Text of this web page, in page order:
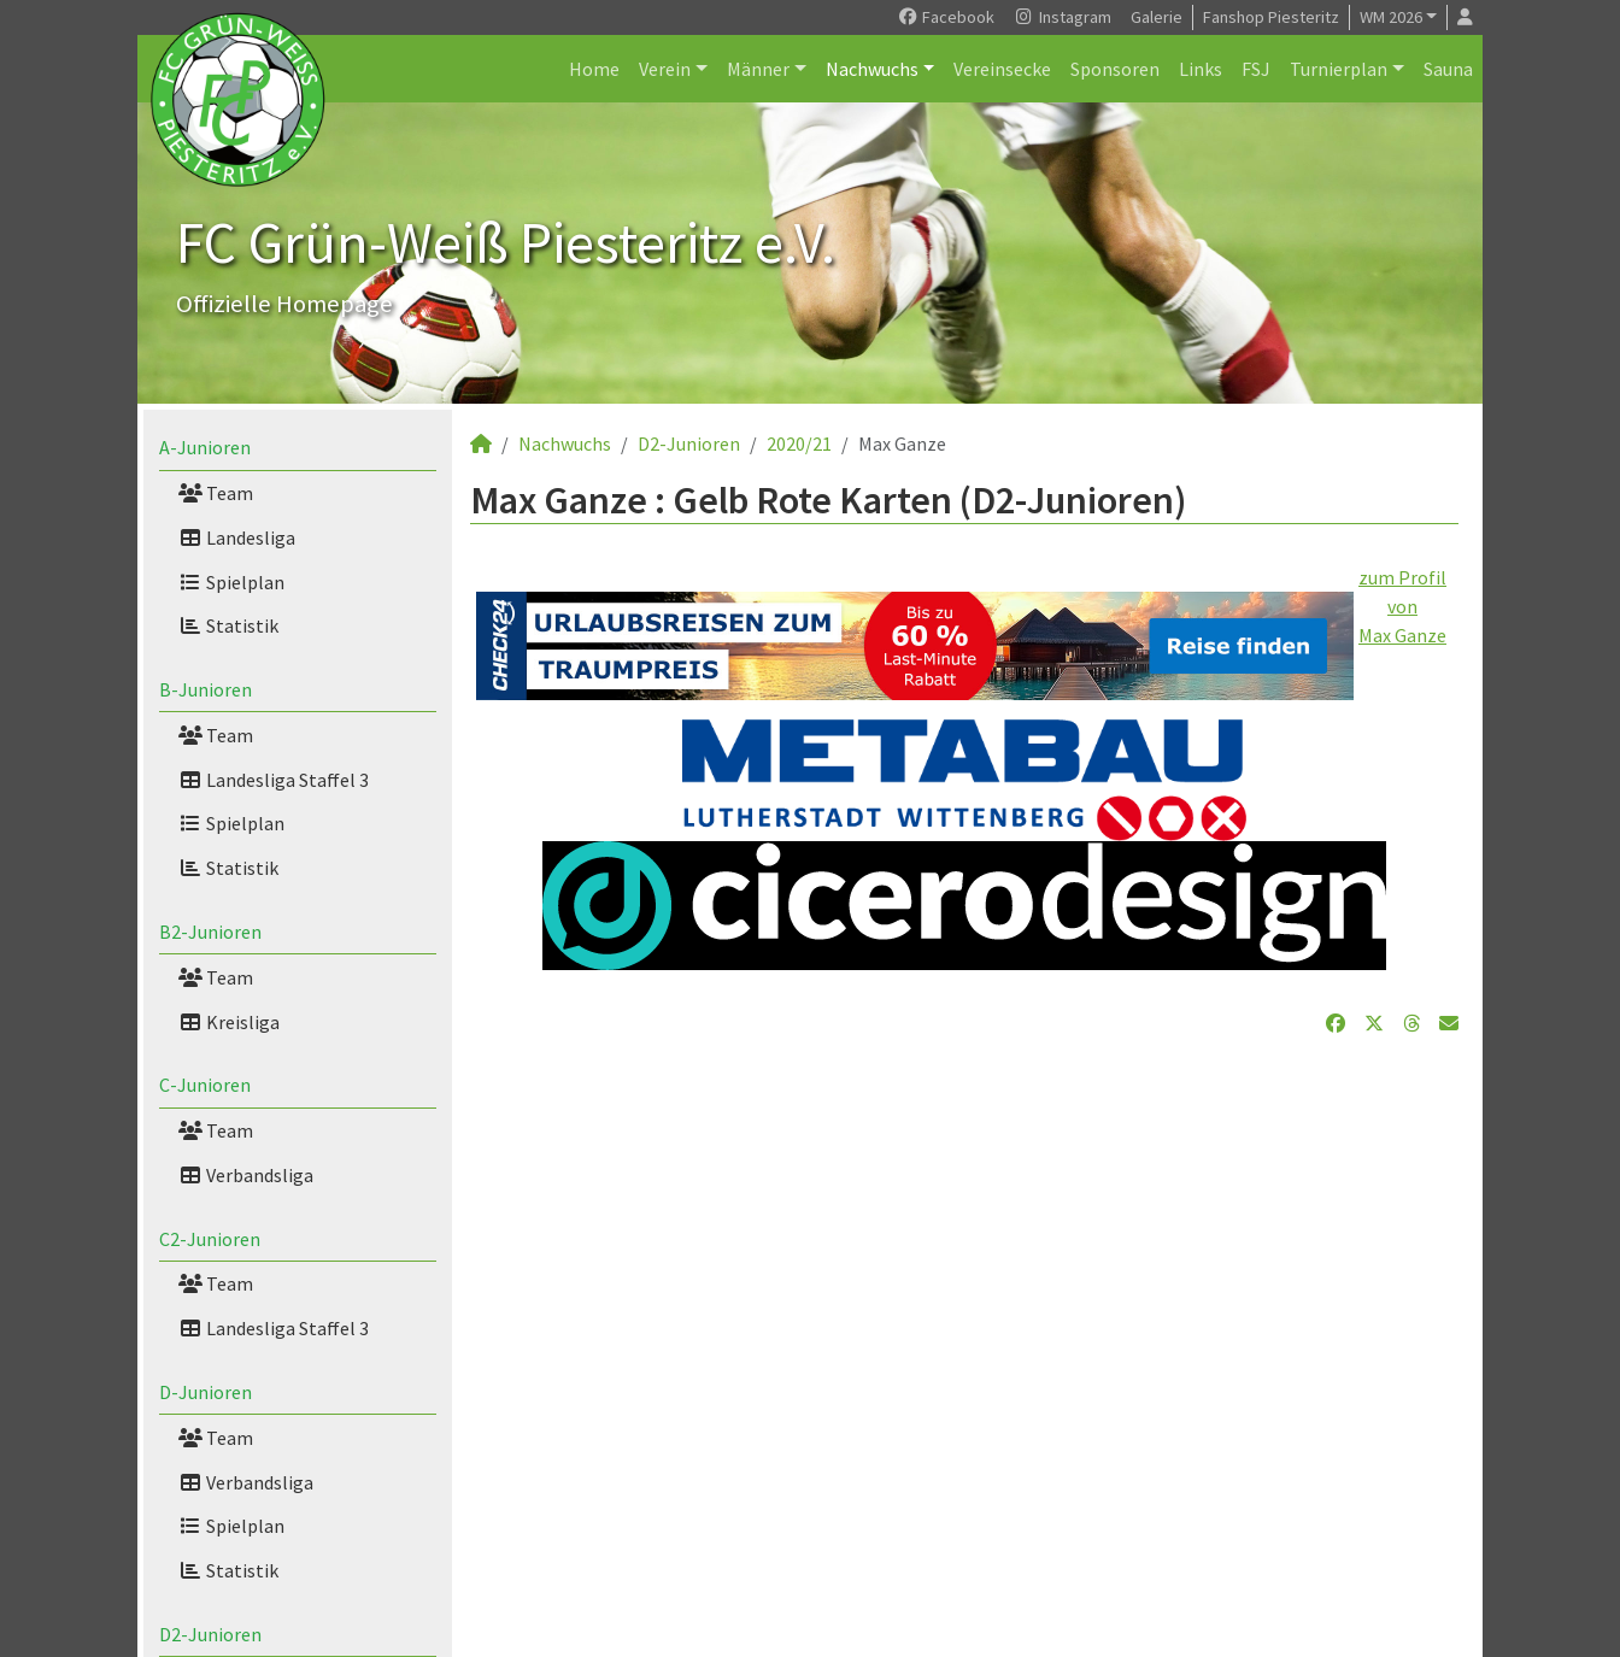
Facebook Instagram Galerie Fanshop Piesteritz WM 2026
Home Verein Männer Nachwuchs Vereinsecke Sponsoren Links FSJ Turnierplan Sauna
FC Grün-Weiß Piesteritz e.V.
Offizielle Homepage
A-Junioren
Team
Landesliga
Spielplan
Statistik
B-Junioren
Team
Landesliga Staffel 3
Spielplan
Statistik
B2-Junioren
Team
Kreisliga
C-Junioren
Team
Verbandsliga
C2-Junioren
Team
Landesliga Staffel 3
D-Junioren
Team
Verbandsliga
Spielplan
Statistik
D2-Junioren
Nachwuchs D2-Junioren 2020/21 Max Ganze
Max Ganze : Gelb Rote Karten (D2-Junioren)
zum Profil
von
Max Ganze